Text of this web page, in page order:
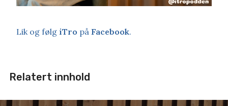
Lik og følg iTro på Facebook.
Relatert innhold